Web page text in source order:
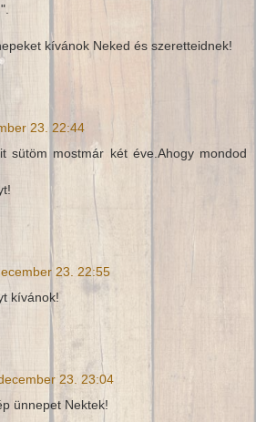
kívánok Neked és szeretteidnek!
23. 22:44
sütöm mostmár két éve.Ahogy mondod
23. 22:55
kívánok!
23. 23:04
ünnepet Nektek!